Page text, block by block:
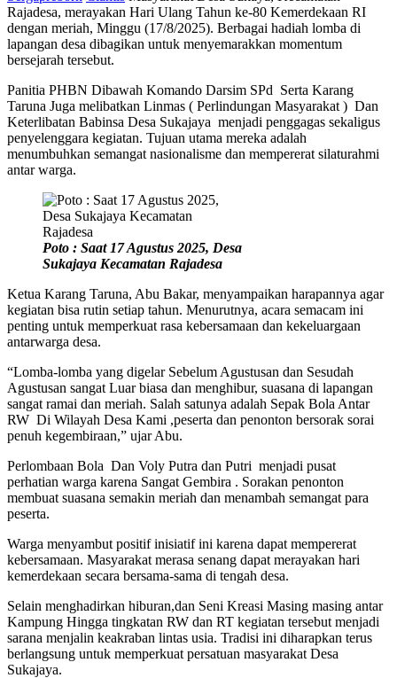
Rajadesa, merayakan Hari Ulang Tahun ke-80 Kemerdekaan RI
dengan meriah, Minggu (17/8/2025). Berbagai hadiah lomba di
lapangan desa dibagikan untuk menyemarakkan momentum
bersejarah tersebut.
Panitia PHBN Dibawah Komando Darsim SPd Serta Karang
Taruna Juga melibatkan Linmas ( Perlindungan Masyarakat ) Dan
Keterlibatan Babinsa Desa Sukajaya menjadi penggagas sekaligus
penyelenggara kegiatan. Tujuan utama mereka adalah
menumbuhkan semangat nasionalisme dan mempererat silaturahmi
antar warga.
Poto : Saat 17 Agustus 2025, Desa
Sukajaya Kecamatan Rajadesa
Ketua Karang Taruna, Abu Bakar, menyampaikan harapannya agar
kegiatan bisa rutin setiap tahun. Menurutnya, acara semacam ini
penting untuk memperkuat rasa kebersamaan dan kekeluargaan
antarwarga desa.
“Lomba-lomba yang digelar Sebelum Agustusan dan Sesudah
Agustusan sangat Luar biasa dan menghibur, suasana di lapangan
sangat ramai dan meriah. Salah satunya adalah Sepak Bola Antar
RW Di Wilayah Desa Kami ,peserta dan penonton bersorak sorai
penuh kegembiraan,” ujar Abu.
Perlombaan Bola Dan Voly Putra dan Putri menjadi pusat
perhatian warga karena Sangat Gembira . Sorakan penonton
membuat suasana semakin meriah dan menambah semangat para
peserta.
Warga menyambut positif inisiatif ini karena dapat mempererat
kebersamaan. Masyarakat merasa senang dapat merayakan hari
kemerdekaan secara bersama-sama di tengah desa.
Selain menghadirkan hiburan,dan Seni Kreasi Masing masing antar
Kampung Hingga tingkatan RW dan RT kegiatan tersebut menjadi
sarana menjalin keakraban lintas usia. Tradisi ini diharapkan terus
berlangsung untuk memperkuat persatuan masyarakat Desa
Sukajaya.